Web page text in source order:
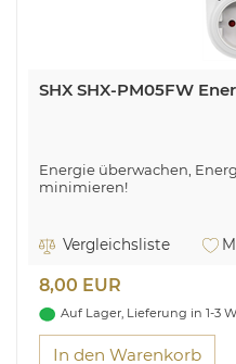
SHX SHX-PM05FW
Energie überwachen,
minimieren!
Vergleichsliste
8,00 EUR
Auf Lager, Lieferung in 1-3
In den Warenkorb